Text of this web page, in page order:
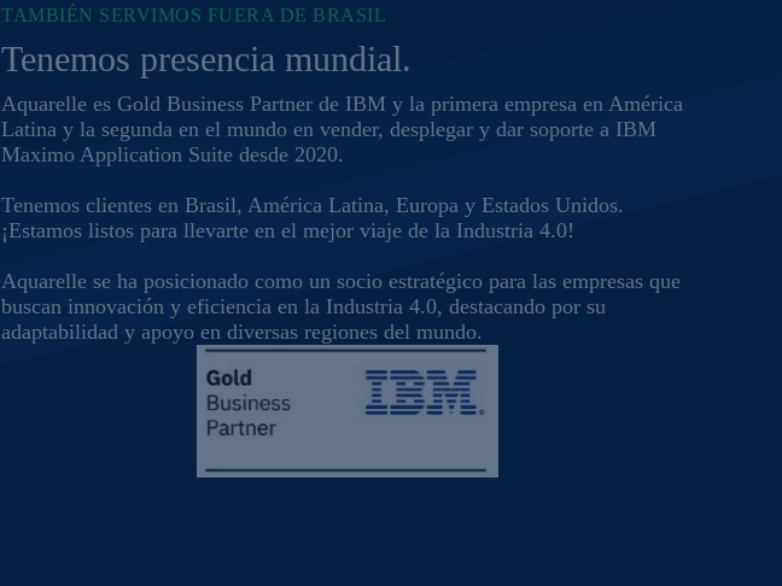
TAMBIÉN SERVIMOS FUERA DE BRASIL
Tenemos presencia mundial.
Aquarelle es Gold Business Partner de IBM y la primera empresa en América
Latina y la segunda en el mundo en vender, desplegar y dar soporte a IBM
Maximo Application Suite desde 2020.
Tenemos clientes en Brasil, América Latina, Europa y Estados Unidos.
¡Estamos listos para llevarte en el mejor viaje de la Industria 4.0!
Aquarelle se ha posicionado como un socio estratégico para las empresas que
buscan innovación y eficiencia en la Industria 4.0, destacando por su
adaptabilidad y apoyo en diversas regiones del mundo.